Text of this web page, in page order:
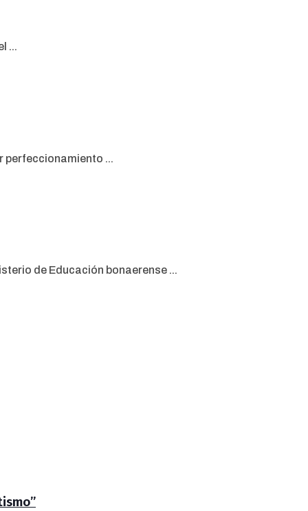
...
perfeccionamiento ...
de Educación bonaerense ...